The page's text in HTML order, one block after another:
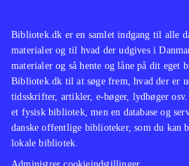
Bibliotek.dk er en samlet indgang til alle
materialer og til hvad der udgives i
materialer og så hente og låne på dit eget
Bibliotek.dk til at søge frem, hvad der er
tidsskrifter, artikler, e-bøger, lydbøger
et fysisk bibliotek, men en database og
danske offentlige biblioteker, som du kan
lokale bibliotek.